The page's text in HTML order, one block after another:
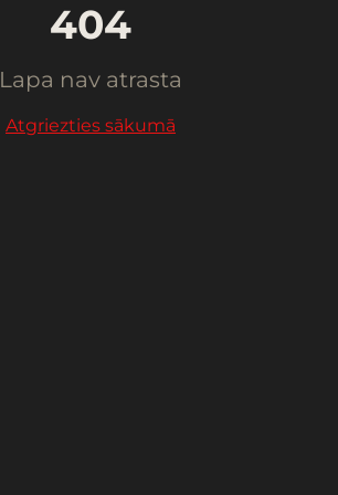
404
Lapa nav atrasta
Atgriezties sākumā